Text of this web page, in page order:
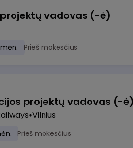
vadovas (-ė)
Prieš mokesčius
Vilnius
Prieš mokesčius